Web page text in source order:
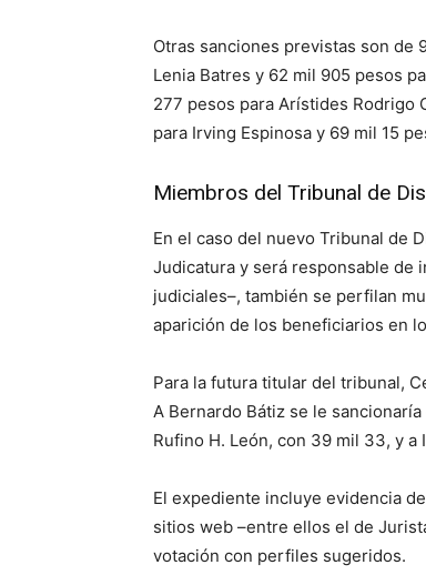
Otras sanciones previstas son de
Lenia Batres y 62 mil 905 pesos
277 pesos para Arístides Rodrigo
para Irving Espinosa y 69 mil 15
Miembros del Tribunal de
En el caso del nuevo Tribunal de
Judicatura y será responsable de
judiciales–, también se perfilan
aparición de los beneficiarios en
Para la futura titular del tribunal,
A Bernardo Bátiz se le
Rufino H. León, con 39 mil 33, y
El expediente incluye evidencia
sitios web –entre ellos el de
votación con perfiles sugeridos.